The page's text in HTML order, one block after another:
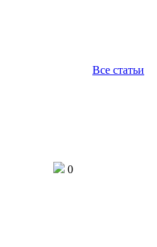
Все статьи
0